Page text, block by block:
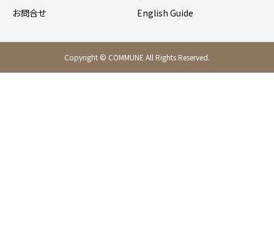
お問合せ
English Guide
Copyright © COMMUNE All Rights Reserved.